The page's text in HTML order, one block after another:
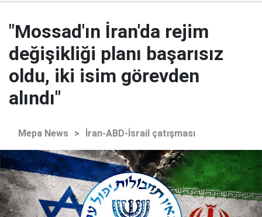
"Mossad'ın İran'da rejim
değişikliği planı başarısız
oldu, iki isim görevden
alındı"
Mepa News > İran-ABD-İsrail çatışması